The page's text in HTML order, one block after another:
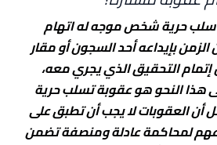
حرية شخص موجه له اتهام
بإيداعه أحد السجون أو مقار
إتمام التحقيق الذي يجري معه،
هذا النحو هو عقوبة تسلب حرية
أن العقوبات لا يجب أن تطبق على
لمحاكمة عادلة ومنصفة تضمن